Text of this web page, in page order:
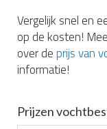
Vergelijk snel en
op de kosten!
over deprijs van
informatie!
Prijzen